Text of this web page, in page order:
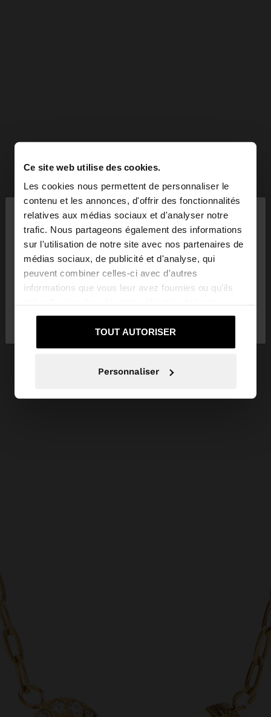
Ce site web utilise des cookies.
Les cookies nous permettent de personnaliser le
contenu et les annonces, d'offrir des fonctionnalités
relatives aux médias sociaux et d'analyser notre
trafic. Nous partageons également des informations
sur l'utilisation de notre site avec nos partenaires de
médias sociaux, de publicité et d'analyse, qui
peuvent combiner celles-ci avec d'autres
informations que vous leur avez fournies ou qu'ils
services.
TOUT AUTORISER
Personnaliser
bonjour ×
Vous accédez au site depuis Suisse. Voulez-vous
parcourir notre site au United States?